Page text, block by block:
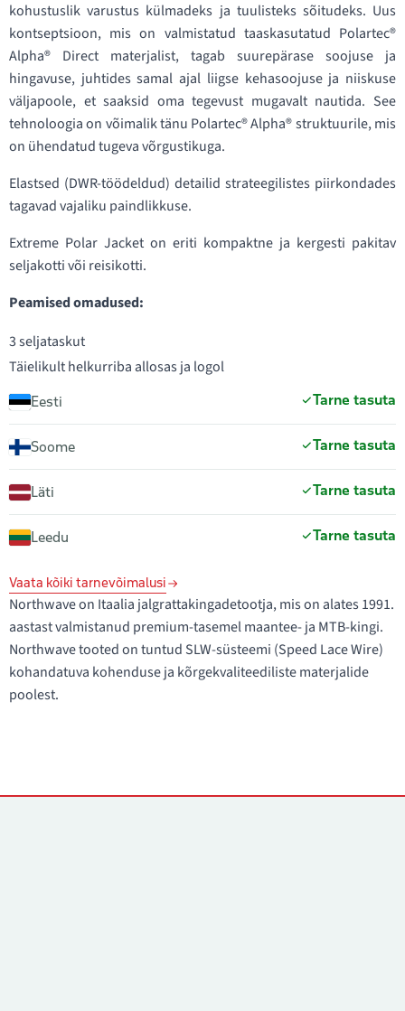
kohustuslik varustus külmadeks ja tuulisteks sõitudeks. Uus
kontseptsioon, mis on valmistatud taaskasutatud Polartec®
Alpha® Direct materjalist, tagab suurepärase soojuse ja
hingavuse, juhtides samal ajal liigse kehasoojuse ja niiskuse
väljapoole, et saaksid oma tegevust mugavalt nautida. See
tehnoloogia on võimalik tänu Polartec® Alpha® struktuurile, mis
on ühendatud tugeva võrgustikuga.
Elastsed (DWR-töödeldud) detailid strateegilistes piirkondades
tagavad vajaliku paindlikkuse.
Extreme Polar Jacket on eriti kompaktne ja kergesti pakitav
seljakotti või reisikotti.
Peamised omadused:
3 seljataskut
Täielikult helkurriba allosas ja logol
Eesti Tarne tasuta
Soome Tarne tasuta
Läti Tarne tasuta
Leedu Tarne tasuta
Vaata kõiki tarnevõimalusi
Northwave on Itaalia jalgrattakingadetootja, mis on alates 1991.
aastast valmistanud premium-tasemel maantee- ja MTB-kingi.
Northwave tooted on tuntud SLW-süsteemi (Speed Lace Wire)
kohandatuva kohenduse ja kõrgekvaliteediliste materjalide
poolest.